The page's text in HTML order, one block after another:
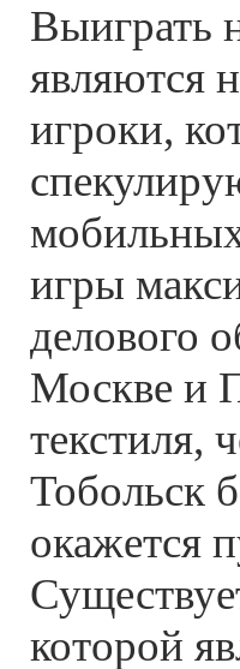
Выиграть
являются
игроки,
игры
делового
Москве и
текстиля,
Тобольск
окажется
которой